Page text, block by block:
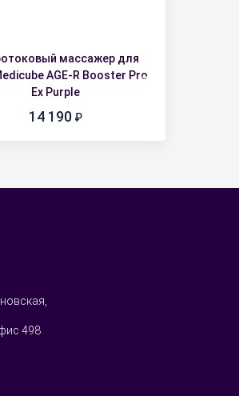
массажер для
AGE-R Booster Pro
Ex Purple
14 190
498